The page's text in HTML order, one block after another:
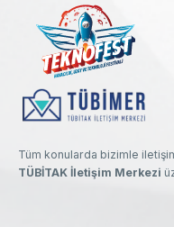
Tüm konularda bizimle
TÜBİTAK İletişim Merkezi